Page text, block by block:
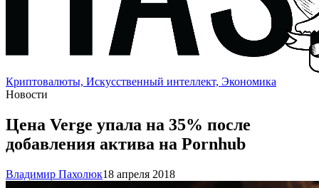
Криптовалюты, Искусственный интеллект, Экономика
Новости
Цена Verge упала на 35% после
добавления актива на Pornhub
Владимир Пахолюк18 апреля 2018